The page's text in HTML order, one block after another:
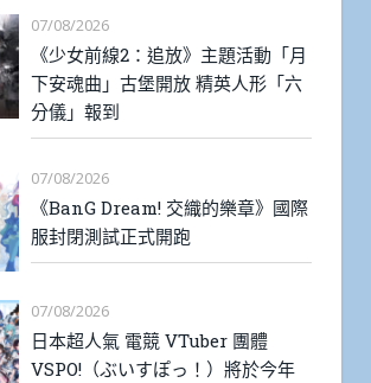
07/08/2026
《少女前線2：追放》主題活動「月
下安魂曲」古堡開放 精英人形「六
分儀」報到
07/08/2026
《BanG Dream! 交織的樂章》國際
服封閉測試正式開跑
07/08/2026
日本超人氣 電競 VTuber 團體
VSPO!（ぶいすぽっ！）將於今年